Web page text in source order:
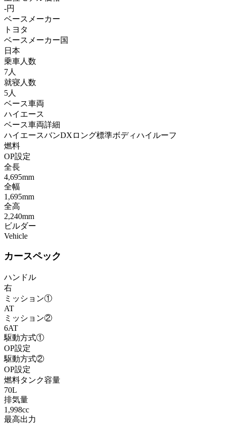
-円
ベースメーカー
トヨタ
ベースメーカー国
日本
乗車人数
7人
就寝人数
5人
ベース車両
ハイエース
ベース車両詳細
ハイエースバンDXロング標準ボディハイルーフ
燃料
OP設定
全長
4,695mm
全幅
1,695mm
全高
2,240mm
ビルダー
Vehicle
カースペック
ハンドル
右
ミッション①
AT
ミッション②
6AT
駆動方式①
OP設定
駆動方式②
OP設定
燃料タンク容量
70L
排気量
1,998cc
最高出力